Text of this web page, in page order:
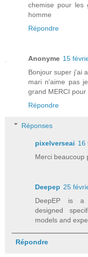
chemise pour les
homme
Répondre
Anonyme 15
Bonjour super j'ai
mari n'aime pas
grand MERCI
Répondre
Réponses
pixelverseai 16
Merci beaucoup
Deepep 25
DeepEP is a
designed
models and
Répondre